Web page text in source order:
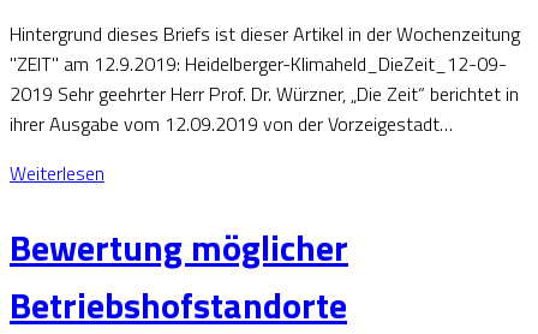
Hintergrund dieses Briefs ist dieser Artikel in der Wochenzeitung
"ZEIT" am 12.9.2019: Heidelberger-Klimaheld_DieZeit_12-09-
2019 Sehr geehrter Herr Prof. Dr. Würzner, „Die Zeit“ berichtet in
ihrer Ausgabe vom 12.09.2019 von der Vorzeigestadt…
Weiterlesen
Bewertung möglicher
Betriebshofstandorte